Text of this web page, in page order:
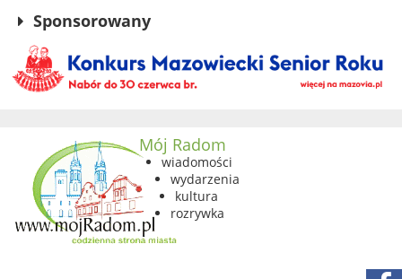
Sponsorowany
Mój Radom
wiadomości
wydarzenia
kultura
rozrywka